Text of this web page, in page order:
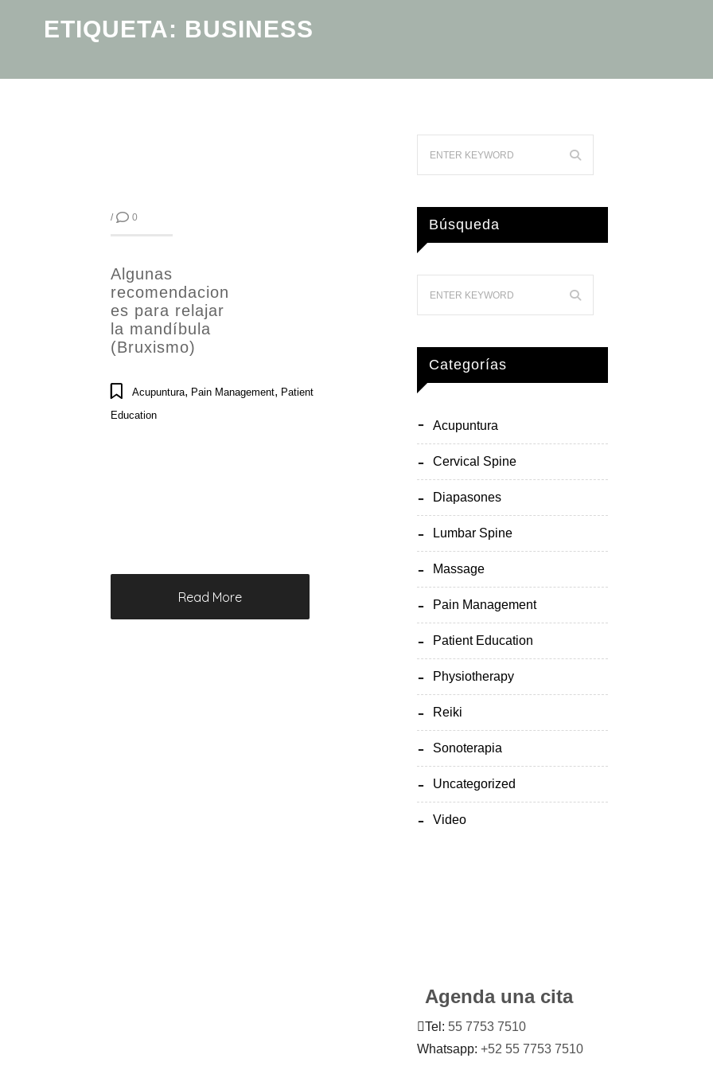
ETIQUETA: BUSINESS
/ 0
Algunas
recomendacion
es para relajar
la mandíbula
(Bruxismo)
Acupuntura, Pain Management, Patient
Education
Read More
Búsqueda
Categorías
Acupuntura
Cervical Spine
Diapasones
Lumbar Spine
Massage
Pain Management
Patient Education
Physiotherapy
Reiki
Sonoterapia
Uncategorized
Video
Agenda una cita
Tel: 55 7753 7510
Whatsapp: +52 55 7753 7510